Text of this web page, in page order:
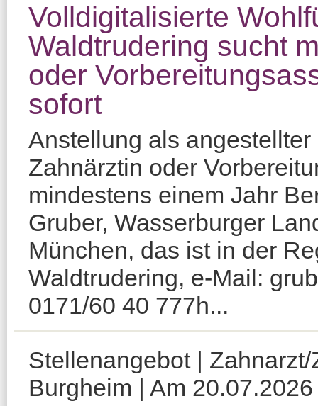
Volldigitalisierte
Waldtrudering sucht
oder
sofort
Anstellung als
Zahnärztin oder
mindestens einem Jahr
Gruber, Wasserburger
München, das ist in der
Waldtrudering, e-Mail:
0171/60 40 777h...
Stellenangebot |
Burgheim | Am